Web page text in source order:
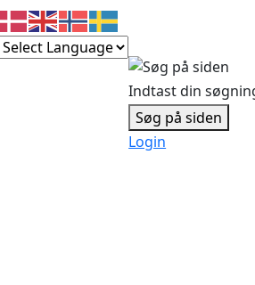
Indtast din
Søg på siden
Login